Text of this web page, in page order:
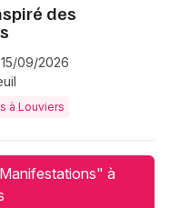
des
09/2026
à Louviers
à